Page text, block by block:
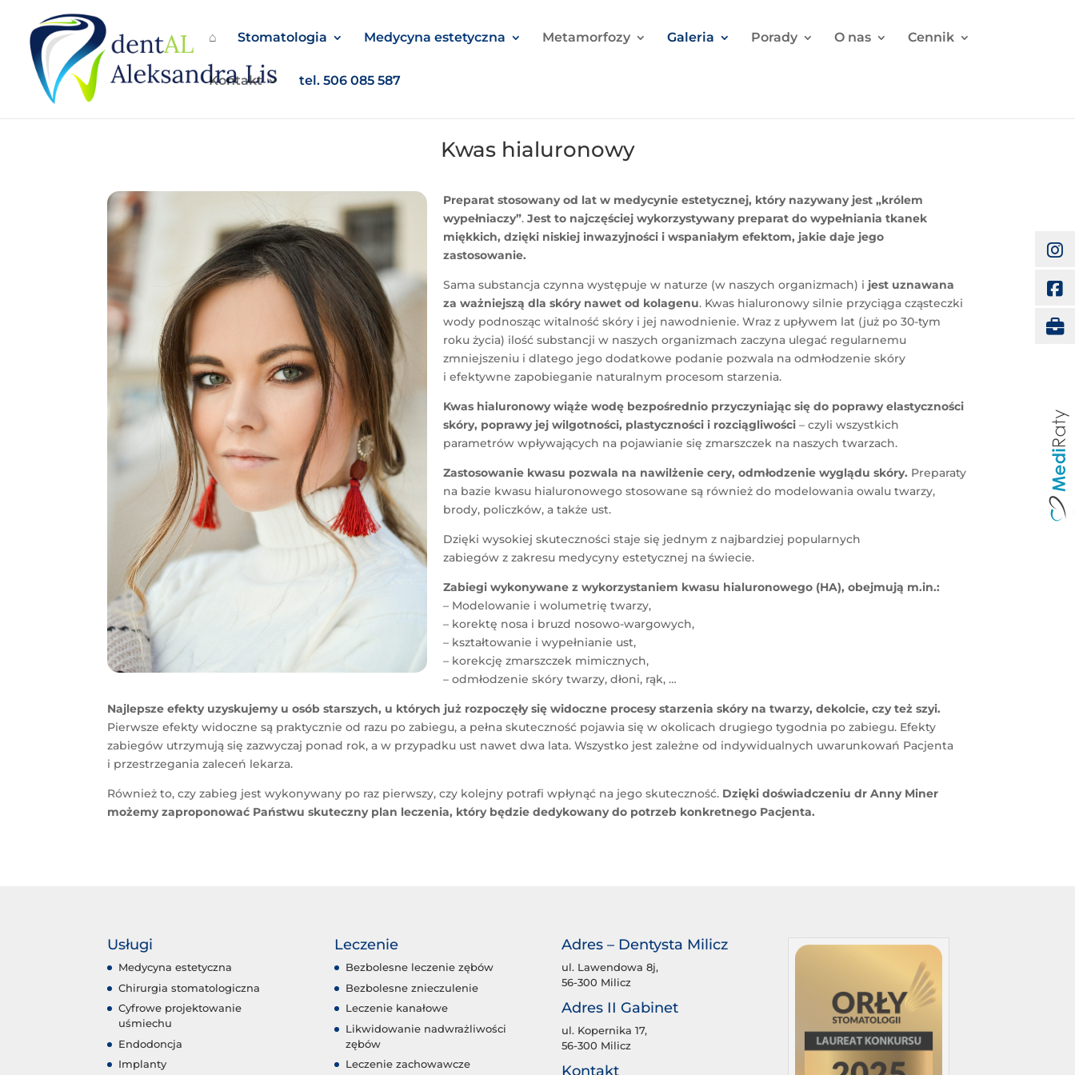
⌂ Stomatologia Medycyna estetyczna Metamorfozy Galeria Porady O nas Cennik
Kontakt tel. 506 085 587
Kwas hialuronowy
Preparat stosowany od lat w medycynie estetycznej, który nazywany jest „królem
wypełniaczy”.Jest to najczęściej wykorzystywany preparat do wypełniania tkanek
miękkich, dzięki niskiej inwazyjności i wspaniałym efektom, jakie daje jego
zastosowanie.
Sama substancja czynna występuje w naturze (w naszych organizmach) i jest uznawana
za ważniejszą dla skóry nawet od kolagenu. Kwas hialuronowy silnie przyciąga cząsteczki
wody podnosząc witalność skóry i jej nawodnienie. Wraz z upływem lat (już po 30-tym
roku życia) ilość substancji w naszych organizmach zaczyna ulegać regularnemu
zmniejszeniu i dlatego jego dodatkowe podanie pozwala na odmłodzenie skóry
i efektywne zapobieganie naturalnym procesom starzenia.
Kwas hialuronowy wiąże wodę bezpośrednio przyczyniając się do poprawy elastyczności
skóry, poprawy jej wilgotności, plastyczności i rozciągliwości – czyli wszystkich
parametrów wpływających na pojawianie się zmarszczek na naszych twarzach.
Zastosowanie kwasu pozwala na nawilżenie cery, odmłodzenie wyglądu skóry. Preparaty
na bazie kwasu hialuronowego stosowane są również do modelowania owalu twarzy,
brody, policzków, a także ust.
Dzięki wysokiej skuteczności staje się jednym z najbardziej popularnych
zabiegów z zakresu medycyny estetycznej na świecie.
Zabiegi wykonywane z wykorzystaniem kwasu hialuronowego (HA), obejmują m.in.:
– Modelowanie i wolumetrię twarzy,
– korektę nosa i bruzd nosowo-wargowych,
– kształtowanie i wypełnianie ust,
– korekcję zmarszczek mimicznych,
– odmłodzenie skóry twarzy, dłoni, rąk, …
Najlepsze efekty uzyskujemy u osób starszych, u których już rozpoczęły się widoczne procesy starzenia skóry na twarzy, dekolcie, czy też szyi.
Pierwsze efekty widoczne są praktycznie od razu po zabiegu, a pełna skuteczność pojawia się w okolicach drugiego tygodnia po zabiegu. Efekty
zabiegów utrzymują się zazwyczaj ponad rok, a w przypadku ust nawet dwa lata. Wszystko jest zależne od indywidualnych uwarunkowań Pacjenta
i przestrzegania zaleceń lekarza.
Również to, czy zabieg jest wykonywany po raz pierwszy, czy kolejny potrafi wpłynąć na jego skuteczność. Dzięki doświadczeniu dr Anny Miner
możemy zaproponować Państwu skuteczny plan leczenia, który będzie dedykowany do potrzeb konkretnego Pacjenta.
Usługi
Medycyna estetyczna
Chirurgia stomatologiczna
Cyfrowe projektowanie
uśmiechu
Endodoncja
Implanty
Leczenie
Bezbolesne leczenie zębów
Bezbolesne znieczulenie
Leczenie kanałowe
Likwidowanie nadwrażliwości
zębów
Leczenie zachowawcze
Adres – Dentysta Milicz
ul. Lawendowa 8j,
56-300 Milicz
Adres II Gabinet
ul. Kopernika 17,
56-300 Milicz
Kontakt